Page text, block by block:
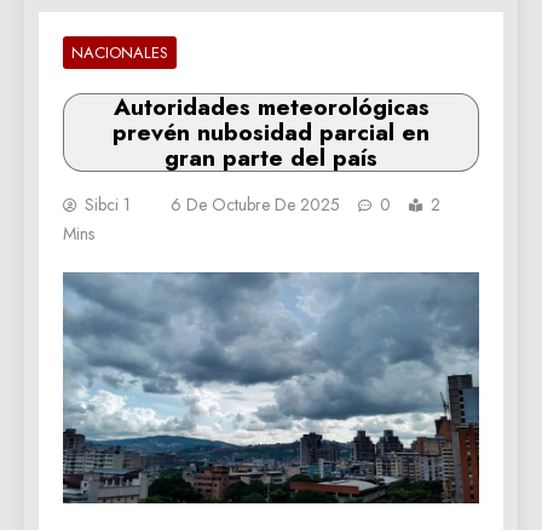
NACIONALES
Autoridades meteorológicas
prevén nubosidad parcial en
gran parte del país
Sibci 1 6 De Octubre De 2025 0
2
Mins